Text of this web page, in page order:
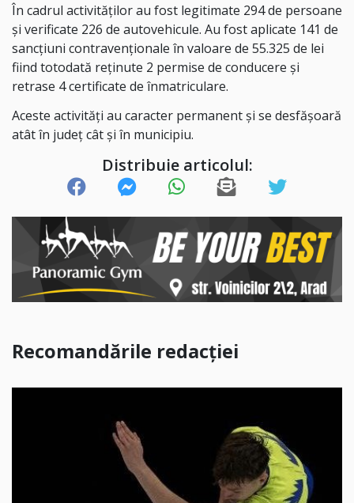
În cadrul activităților au fost legitimate 294 de persoane
și verificate 226 de autovehicule. Au fost aplicate 141 de
sancțiuni contravenționale în valoare de 55.325 de lei
fiind totodată reținute 2 permise de conducere și
retrase 4 certificate de înmatriculare.
Aceste activități au caracter permanent și se desfășoară
atât în județ cât și în municipiu.
Distribuie articolul:
Recomandările redacției